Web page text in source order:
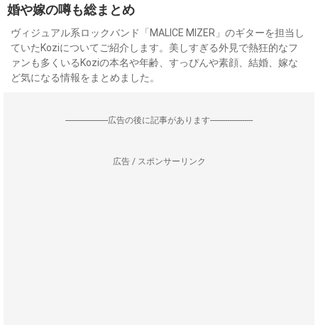
婚や嫁の噂も総まとめ
ヴィジュアル系ロックバンド「MALICE MIZER」のギターを担当し
ていたKoziについてご紹介します。美しすぎる外見で熱狂的なフ
ァンも多くいるKoziの本名や年齢、すっぴんや素顔、結婚、嫁な
ど気になる情報をまとめました。
--------------------広告の後に記事があります--------------------
広告 / スポンサーリンク